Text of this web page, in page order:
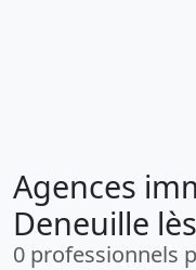
Agences
Deneuille
0 professionnels